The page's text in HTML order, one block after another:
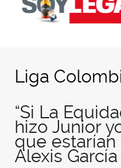
Liga
“Si La
hizo Junior
que estarían
Alexis García